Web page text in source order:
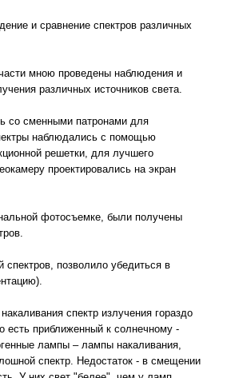
и сравнение спектров различных
мною проведены наблюдения и
различных источников света.
со сменными патронами для
наблюдались с помощью
решетки, для лучшего
проектировались на экран
фотосъемке, были получены
позволило убедиться в
спектр излучения гораздо
есть приближенный к солнечному -
лампы – лампы накаливания,
спектр. Недостаток - в смещении